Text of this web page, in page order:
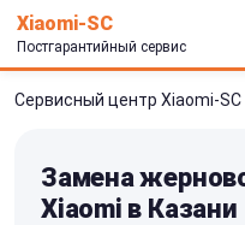
Xiaomi-SC
Постгарантийный сервис
Сервисный центр Xiaomi-SC
Замена
Xiaomi в Казани